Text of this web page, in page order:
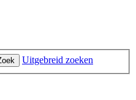
Uitgebreid zoeken